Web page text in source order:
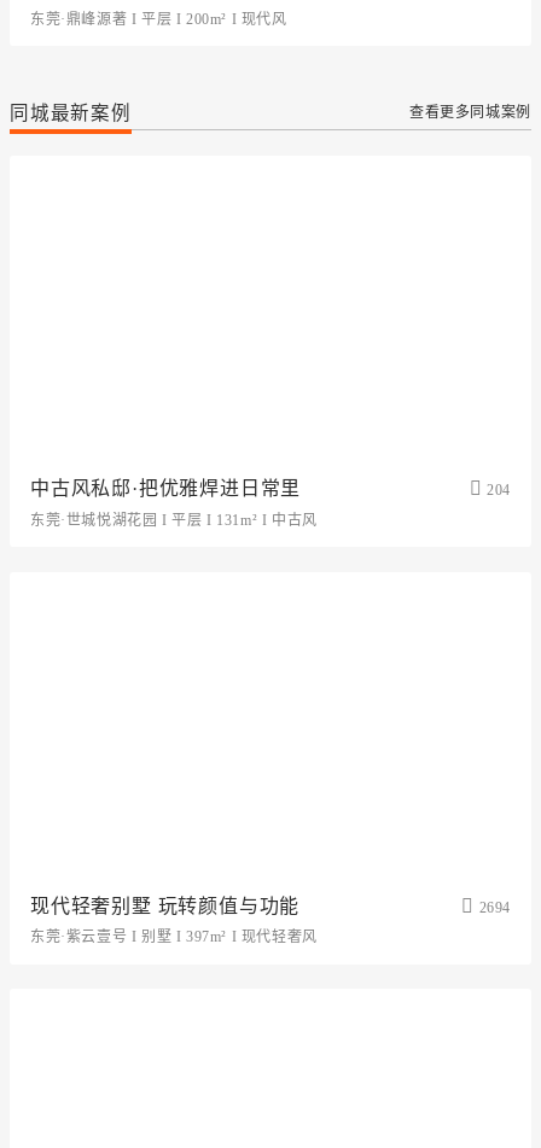
东莞·鼎峰源著 I 平层 I 200m² I 现代风
同城最新案例 查看更多同城案例
中古风私邸·把优雅焊进日常里
204
东莞·世城悦湖花园 I 平层 I 131m² I 中古风
现代轻奢别墅 玩转颜值与功能
2694
东莞·紫云壹号 I 别墅 I 397m² I 现代轻奢风